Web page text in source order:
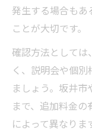
発生する場合もあ
ことが大切です。
確認方法として
く、説明会や個
ましょう。坂井
まで、追加料金
によって異なりま